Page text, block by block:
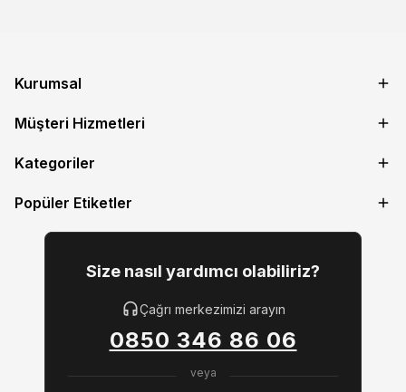
Kurumsal
Müşteri Hizmetleri
Kategoriler
Popüler Etiketler
Size nasıl yardımcı olabiliriz?
Çağrı merkezimizi arayın
0850 346 86 06